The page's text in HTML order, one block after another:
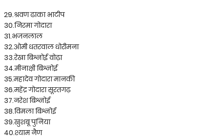
29.श्रवण ढाका भाटीप
30.निरमा गोदारा
31.भजनलाल
32.ओमी धतरवाल धोरीमना
33.रेखा बिश्नोई वोढ़ा
34.मीनाक्षी बिश्नोई
35.महादेव गोदारा मानकी
36.महेंद्र गोदारा सूरतगढ़
37.नरेश बिश्नोई
38.विमला बिश्नोई
39.खुशबू पुनिया
40.श्याम नैण